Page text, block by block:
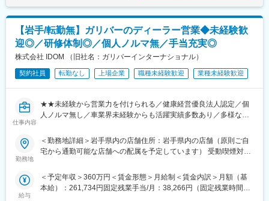
■当社の魅力：
【経営基盤◎】
・東京エレクトロンテクノロジーソリューションズ様との長期取
引があり、上流～下流まで対応が可能な為、安定した財務基盤が
あります。
・自己資本比率70%超です。
あり業界将来性も◎。
・半導体は産業の米といわれるほど、あらゆるものに使用されて
変更の範囲：会社の定める業務
【その他補足情報】
・長期間の研修を用意しているため職種未経験＆技術的な知識が
・正社員登用は前提の採用です。就業態度に問題がなければ原則
登用となり、業界トップクラスシェアを誇る優良企業の正社員と
・業界トップクラスのIoT製品や医療システムに触れる事が可能で
す。また、販売スキルだけでなく薬局運営コンサルティングのス
【ポジションの魅力】
安心安全や、医療従事者の負担軽減に大きく貢献しています。
・調剤というニッチな分野で、業界トップクラスのシェアを誇る
る可能性があります。月給(月額)は固定手当を含めた表記です。
【岩手/転勤無】ガリバーのディーラー営業◆未経験歓
迎◎／研修体制◎／個人ノルマ無／手当充実◎
株式会社 IDOM （旧社名：ガリバーインターナショナル）
契約社員 転勤なし 上場企業 職種未経験歓迎 業種未経験歓迎
仕事内容
★★未経験から営業力を付けられる／健康経営優良法人認定／個
人ノルマ無し／車業界未経験からも活躍実績多数あり／多様なキ
い！★★
『日本のガリバーから世界のIDOMへ』東証プライム上場でクルマ
全国に約460店舗展開し、業界実績トップクラスを誇る中古車販
勤務地
＜勤務地詳細＞岩手県内の店舗住所：岩手県内の店舗（原則ご自
宅から通勤可能な店舗への配属を予定しています） 受動喫煙対
給与
＜予定年収＞360万円＜賃金形態＞月給制＜賃金内訳＞月額（基
本給）：261,734円固定残業手当/月：38,266円（固定残業時間20